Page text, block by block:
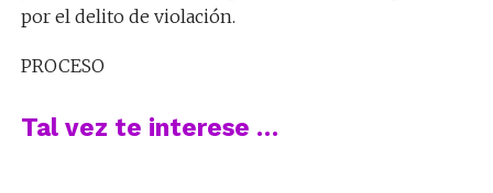
por el delito de violación.
PROCESO
Tal vez te interese …